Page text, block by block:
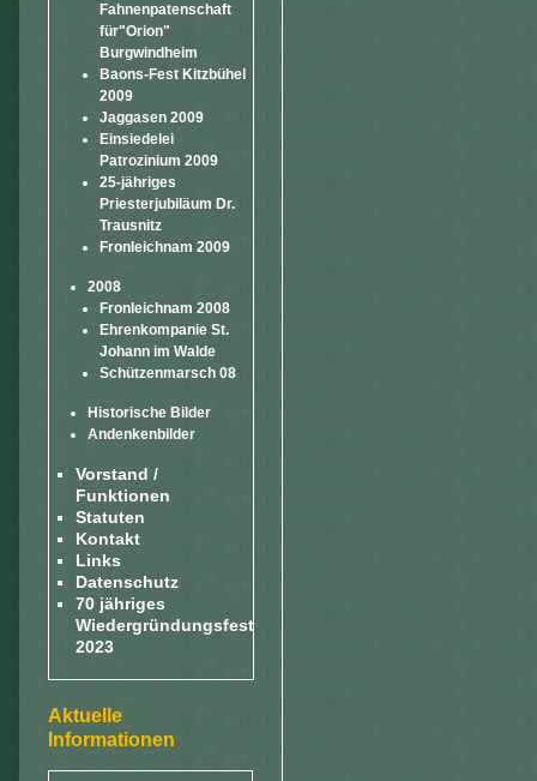
Fahnenpatenschaft
für"Orion"
Burgwindheim
Baons-Fest Kitzbühel
2009
Jaggasen 2009
Einsiedelei
Patrozinium 2009
25-jähriges
Priesterjubiläum Dr.
Trausnitz
Fronleichnam 2009
2008
Fronleichnam 2008
Ehrenkompanie St.
Johann im Walde
Schützenmarsch 08
Historische Bilder
Andenkenbilder
Vorstand /
Funktionen
Statuten
Kontakt
Links
Datenschutz
70 jähriges
Wiedergründungsfest
2023
Aktuelle
Informationen